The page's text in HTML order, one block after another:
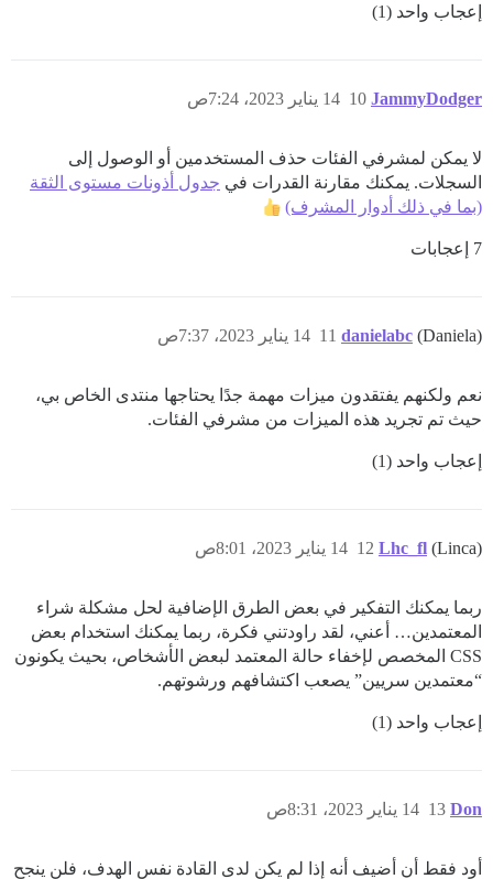
إعجاب واحد (1)
JammyDodger 14 يناير 2023، 7:24ص 10
لا يمكن لمشرفي الفئات حذف المستخدمين أو الوصول إلى
السجلات. يمكنك مقارنة القدرات في جدول أذونات مستوى الثقة
(بما في ذلك أدوار المشرف)
7 إعجابات
danielabc (Daniela) 14 يناير 2023، 7:37ص 11
نعم ولكنهم يفتقدون ميزات مهمة جدًا يحتاجها منتدى الخاص بي،
حيث تم تجريد هذه الميزات من مشرفي الفئات.
إعجاب واحد (1)
Lhc_fl (Linca) 14 يناير 2023، 8:01ص 12
ربما يمكنك التفكير في بعض الطرق الإضافية لحل مشكلة شراء
المعتمدين… أعني، لقد راودتني فكرة، ربما يمكنك استخدام بعض
CSS المخصص لإخفاء حالة المعتمد لبعض الأشخاص، بحيث يكونون
“معتمدين سريين” يصعب اكتشافهم ورشوتهم.
إعجاب واحد (1)
Don 14 يناير 2023، 8:31ص 13
أود فقط أن أضيف أنه إذا لم يكن لدى القادة نفس الهدف، فلن ينجح